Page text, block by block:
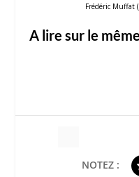
Frédéric Muffat
A lire sur le
NOTEZ :